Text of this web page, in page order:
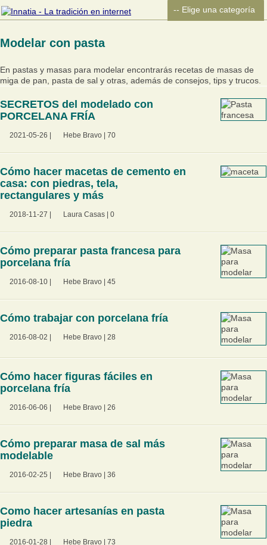
Modelar con pasta
En pastas y masas para modelar encontrarás recetas de masas de
miga de pan, pasta de sal y otras, además de consejos, tips y trucos.
SECRETOS del modelado con
PORCELANA FRÍA
2021-05-26 Hebe Bravo 70
Cómo hacer macetas de cemento en
casa: con piedras, tela,
rectangulares y más
2018-11-27 Laura Casas 0
Cómo preparar pasta francesa para
porcelana fría
2016-08-10 Hebe Bravo 45
Cómo trabajar con porcelana fría
2016-08-02 Hebe Bravo 28
Cómo hacer figuras fáciles en
porcelana fría
2016-06-06 Hebe Bravo 26
Cómo preparar masa de sal más
modelable
2016-02-25 Hebe Bravo 36
Como hacer artesanías en pasta
piedra
2016-01-28 Hebe Bravo 73